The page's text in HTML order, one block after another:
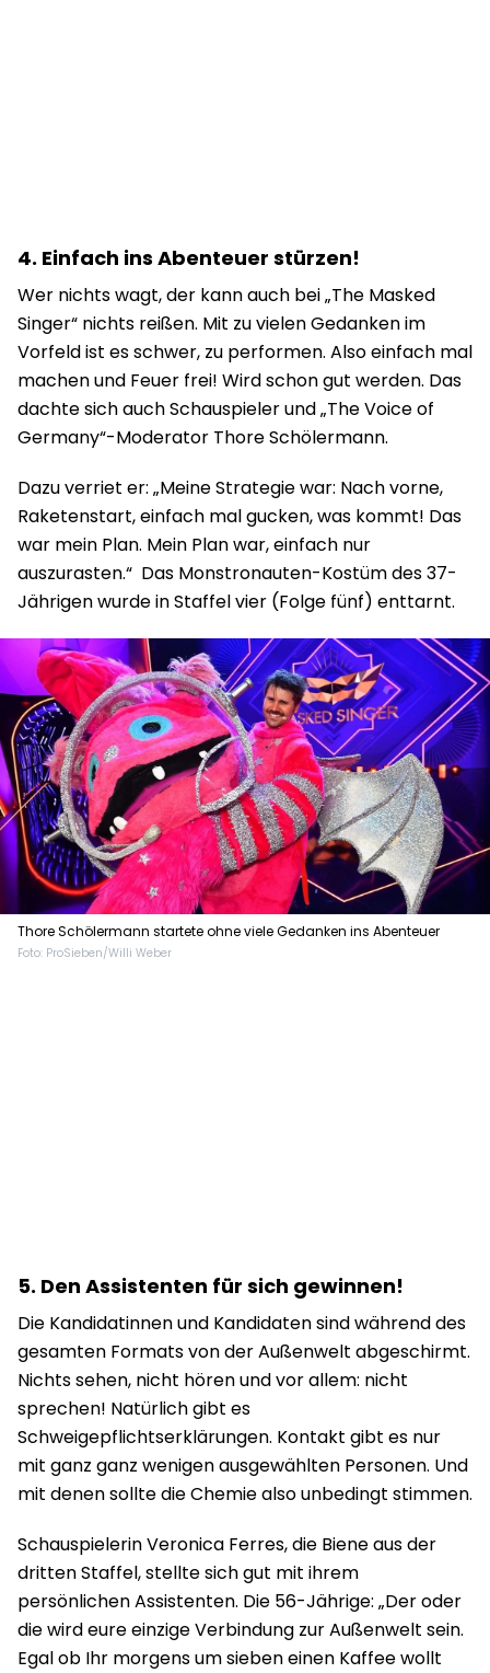
4. Einfach ins Abenteuer stürzen!
Wer nichts wagt, der kann auch bei „The Masked
Singer“ nichts reißen. Mit zu vielen Gedanken im
Vorfeld ist es schwer, zu performen. Also einfach mal
machen und Feuer frei! Wird schon gut werden. Das
dachte sich auch Schauspieler und „The Voice of
Germany“-Moderator Thore Schölermann.
Dazu verriet er: „Meine Strategie war: Nachvorne,
Raketenstart, einfach mal gucken, was kommt! Das
war mein Plan. Mein Plan war, einfach nur
auszurasten.“ Das Monstronauten-Kostüm des 37-
Jährigen wurde in Staffel vier (Folge fünf) enttarnt.
Thore Schölermann startete ohne viele Gedanken ins Abenteuer
Foto: ProSieben/Willi Weber
5. Den Assistenten für sich gewinnen!
Die Kandidatinnen und Kandidaten sind während des
gesamten Formats von der Außenwelt abgeschirmt.
Nichts sehen, nicht hören und vor allem: nicht
sprechen! Natürlich gibt es
Schweigepflichtserklärungen. Kontakt gibt es nur
mit ganz ganz wenigen ausgewählten Personen. Und
mit denen sollte die Chemie also unbedingt stimmen.
Schauspielerin Veronica Ferres, die Biene aus der
dritten Staffel, stellte sich gut mit ihrem
persönlichen Assistenten. Die 56-Jährige: „Der oder
die wird eure einzige Verbindung zurAußenwelt sein.
Egal ob Ihr morgens um sieben einen Kaffee wollt